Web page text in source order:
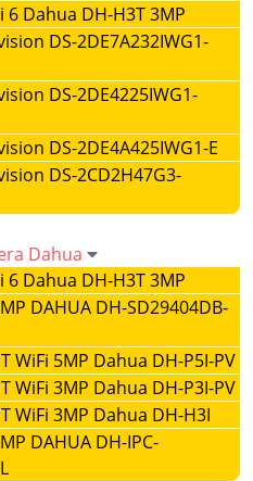
6 Dahua DH-H3T 3MP
DS-2DE7A232IWG1-
DS-2DE4225IWG1-
DS-2DE4A425IWG1-E
DS-2CD2H47G3-
Dahua
6 Dahua DH-H3T 3MP
DAHUA DH-SD29404DB-
WiFi 5MP Dahua DH-P5I-PV
WiFi 3MP Dahua DH-P3I-PV
WiFi 3MP Dahua DH-H3I
DAHUA DH-IPC-